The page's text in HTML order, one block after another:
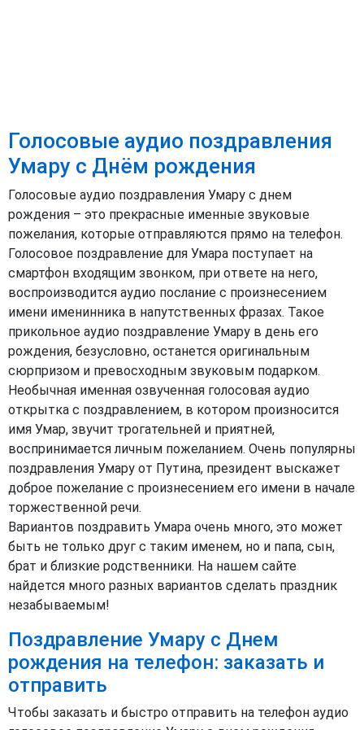
Голосовые аудио поздравления
Умару с Днём рождения
Голосовые аудио поздравления Умару с днем
рождения – это прекрасные именные звуковые
пожелания, которые отправляются прямо на телефон.
Голосовое поздравление для Умара поступает на
смартфон входящим звонком, при ответе на него,
воспроизводится аудио послание с произнесением
имени именинника в напутственных фразах. Такое
прикольное аудио поздравление Умару в день его
рождения, безусловно, останется оригинальным
сюрпризом и превосходным звуковым подарком.
Необычная именная озвученная голосовая аудио
открытка с поздравлением, в котором произносится
имя Умар, звучит трогательней и приятней,
воспринимается личным пожеланием. Очень популярны
поздравления Умару от Путина, президент выскажет
доброе пожелание с произнесением его имени в начале
торжественной речи.
Вариантов поздравить Умара очень много, это может
быть не только друг с таким именем, но и папа, сын,
брат и близкие родственники. На нашем сайте
найдется много разных вариантов сделать праздник
незабываемым!
Поздравление Умару с Днем
рождения на телефон: заказать и
отправить
Чтобы заказать и быстро отправить на телефон аудио